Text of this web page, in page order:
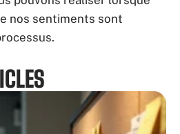
nos sentiments sont